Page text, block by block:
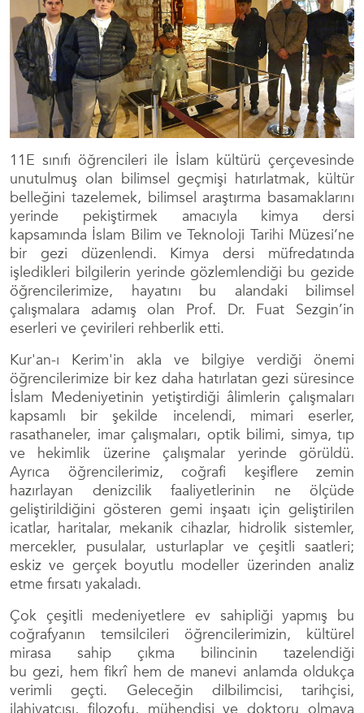
11E sınıfı öğrencileri ile İslam kültürü çerçevesinde
unutulmuş olan bilimsel geçmişi hatırlatmak, kültür
belleğini tazelemek, bilimsel araştırma basamaklarını
yerinde pekiştirmek amacıyla kimya dersi
kapsamında İslam Bilim ve Teknoloji Tarihi Müzesi’ne
bir gezi düzenlendi. Kimya dersi müfredatında
işledikleri bilgilerin yerinde gözlemlendiği bu gezide
öğrencilerimize, hayatını bu alandaki bilimsel
çalışmalara adamış olan Prof. Dr. Fuat Sezgin’in
eserleri ve çevirileri rehberlik etti.
Kur'an-ı Kerim'in akla ve bilgiye verdiği önemi
öğrencilerimize bir kez daha hatırlatan gezi süresince
İslam Medeniyetinin yetiştirdiği âlimlerin çalışmaları
kapsamlı bir şekilde incelendi, mimari eserler,
rasathaneler, imar çalışmaları, optik bilimi, simya, tıp
ve hekimlik üzerine çalışmalar yerinde görüldü.
Ayrıca öğrencilerimiz, coğrafi keşiflere zemin
hazırlayan denizcilik faaliyetlerinin ne ölçüde
geliştirildiğini gösteren gemi inşaatı için geliştirilen
icatlar, haritalar, mekanik cihazlar, hidrolik sistemler,
mercekler, pusulalar, usturlaplar ve çeşitli saatleri;
eskiz ve gerçek boyutlu modeller üzerinden analiz
etme fırsatı yakaladı.
Çok çeşitli medeniyetlere ev sahipliği yapmış bu
coğrafyanın temsilcileri öğrencilerimizin, kültürel
mirasa sahip çıkma bilincinin tazelendiği
bu gezi, hem fikrî hem de manevi anlamda oldukça
verimli geçti. Geleceğin dilbilimcisi, tarihçisi,